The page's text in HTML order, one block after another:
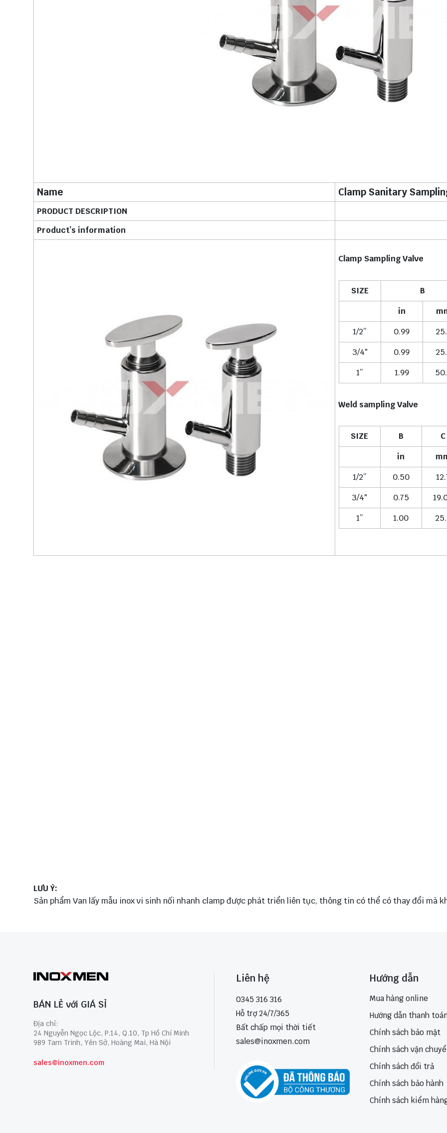
Name Clamp Sanitary
PRODUCT DESCRIPTION
Product’s information
Clamp Sampling Valve
SIZE B
in
1/2”
0.99
3/4″
0.99
1”
1.99
Weld sampling Valve
SIZE B C
in
1/2”
0.50
3/4″
0.75
1”
1.00
LƯU Ý:
Sản phẩm Van lấy mẫu inox vi sinh nối nhanh clamp được phát triển liên tục, thông tin có thể có thay đổi mà
BÁN LẺ với GIÁ SỈ
Địa chỉ:
24 Nguyễn Ngọc Lộc, P.14, Q.10, Tp Hồ Chí Minh
989 Tam Trinh, Yên Sở, Hoàng Mai, Hà Nội
sales@inoxmen.com
Liên hệ
0345 316 316
Hỗ trợ 24/7/365
Bất chấp mọi thời tiết
sales@inoxmen.com
Hướng dẫn
Mua hàng online
Hướng dẫn thanh
Chính sách bảo mật
Chính sách vận
Chính sách đổi trả
Chính sách bảo hành
Chính sách kiểm